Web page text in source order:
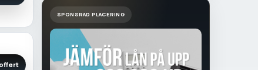
SPONSRAD PLACERING